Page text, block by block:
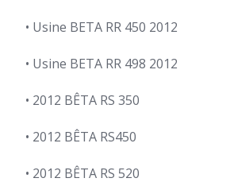
• Usine BETA RR 450 2012
• Usine BETA RR 498 2012
• 2012 BÊTA RS 350
• 2012 BÊTA RS450
• 2012 BÊTA RS 520